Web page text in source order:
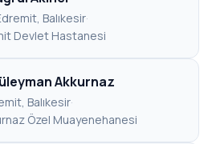
Balıkesir·
Devlet Hastanesi
Akkurnaz
Balıkesir·
Özel Muayenehanesi